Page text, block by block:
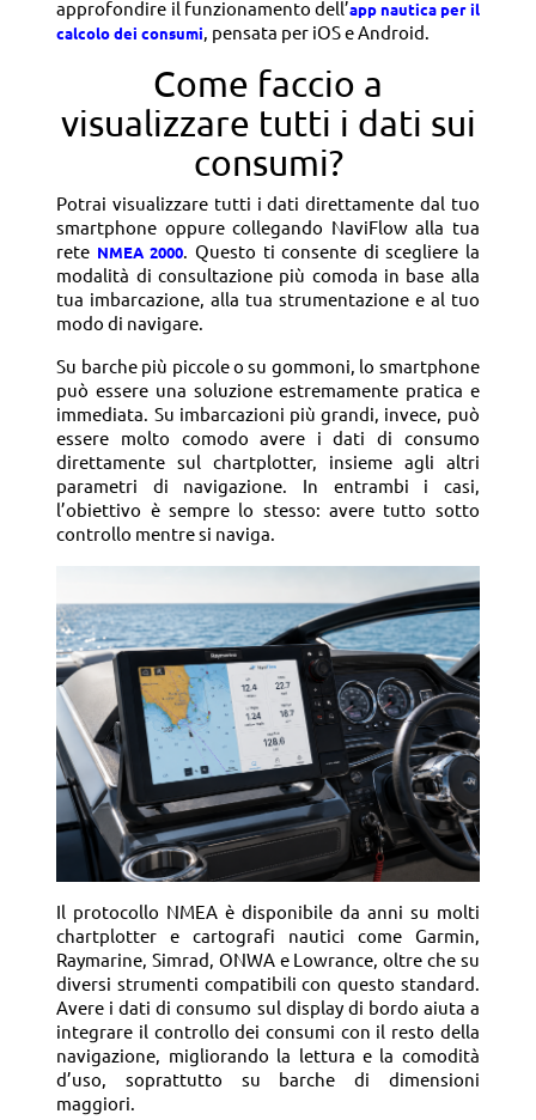
approfondire il funzionamento dell’app nautica per il
calcolo dei consumi, pensata per iOS e Android.
Come faccio a
visualizzare tutti i dati sui
consumi?
Potrai visualizzare tutti i dati direttamente dal tuo
smartphone oppure collegando NaviFlow alla tua
rete NMEA 2000. Questo ti consente di scegliere la
modalità di consultazione più comoda in base alla
tua imbarcazione, alla tua strumentazione e al tuo
modo di navigare.
Su barche più piccole o su gommoni, lo smartphone
può essere una soluzione estremamente pratica e
immediata. Su imbarcazioni più grandi, invece, può
essere molto comodo avere i dati di consumo
direttamente sul chartplotter, insieme agli altri
parametri di navigazione. In entrambi i casi,
l’obiettivo è sempre lo stesso: avere tutto sotto
controllo mentre si naviga.
Il protocollo NMEA è disponibile da anni su molti
chartplotter e cartografi nautici come Garmin,
Raymarine, Simrad, ONWA e Lowrance, oltre che su
diversi strumenti compatibili con questo standard.
Avere i dati di consumo sul display di bordo aiuta a
integrare il controllo dei consumi con il resto della
navigazione, migliorando la lettura e la comodità
d’uso, soprattutto su barche di dimensioni
maggiori.